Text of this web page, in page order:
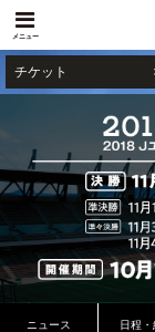
メニュー
チケット
ニュース 日程